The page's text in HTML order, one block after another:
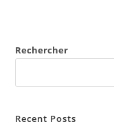
Rechercher
Recent Posts